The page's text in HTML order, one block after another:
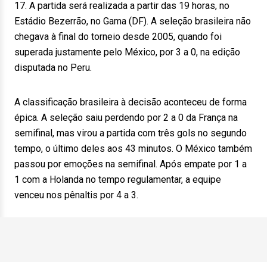
17. A partida será realizada a partir das 19 horas, no
Estádio Bezerrão, no Gama (DF). A seleção brasileira não
chegava à final do torneio desde 2005, quando foi
superada justamente pelo México, por 3 a 0, na edição
disputada no Peru.
A classificação brasileira à decisão aconteceu de forma
épica. A seleção saiu perdendo por 2 a 0 da França na
semifinal, mas virou a partida com três gols no segundo
tempo, o último deles aos 43 minutos. O México também
passou por emoções na semifinal. Após empate por 1 a
1 com a Holanda no tempo regulamentar, a equipe
venceu nos pênaltis por 4 a 3.